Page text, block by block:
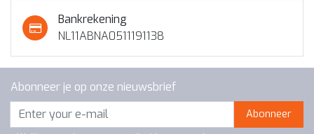
Bankrekening
NL11ABNA0511191138
Abonneer je op onze nieuwsbrief
Abonneer